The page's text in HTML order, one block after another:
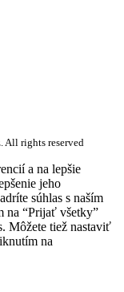
All rights reserved
a na lepšie
jeho
súhlas s naším
na “Prijať všetky”
Môžete tiež nastaviť
na